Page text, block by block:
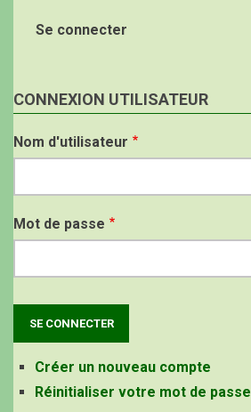
Se connecter
CONNEXION UTILISATEUR
Nom d'utilisateur
Mot de passe
Créer un nouveau compte
Réinitialiser votre mot de passe